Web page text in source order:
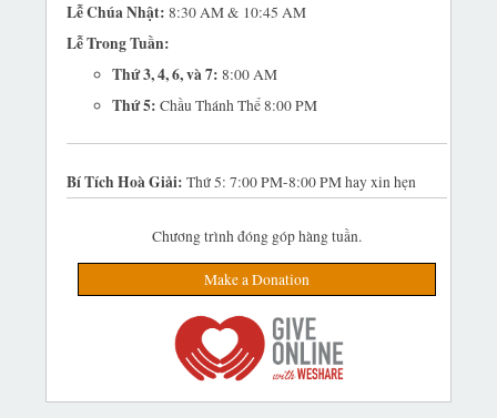
Lễ Chúa Nhật: 8:30 AM & 10:45 AM
Lễ Trong Tuần:
Thứ 3, 4, 6, và 7: 8:00 AM
Thứ 5: Chầu Thánh Thể 8:00 PM
Bí Tích Hoà Giải:Thứ 5: 7:00 PM-8:00 PM hay xin hẹn
Chương trình đóng góp hàng tuần.
Make a Donation